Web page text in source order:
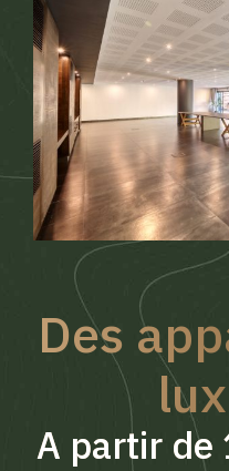
Des
A partir de